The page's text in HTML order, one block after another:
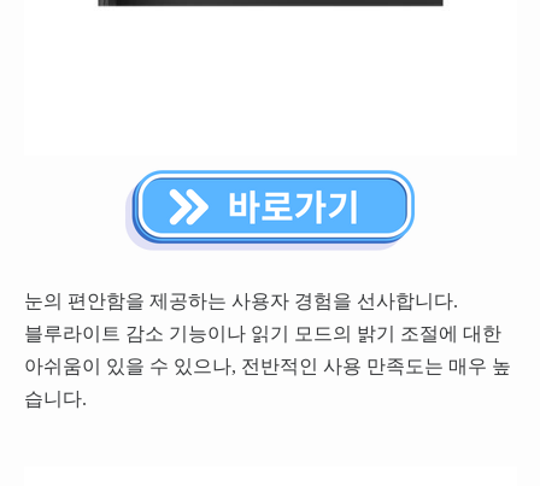
눈의 편안함을 제공하는 사용자 경험을 선사합니다.
블루라이트 감소 기능이나 읽기 모드의 밝기 조절에 대한
아쉬움이 있을 수 있으나, 전반적인 사용 만족도는 매우 높
습니다.